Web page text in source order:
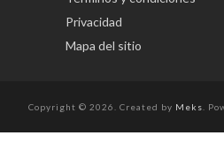
Privacidad
Mapa del sitio
Copyright © 2026. Created by Meks .